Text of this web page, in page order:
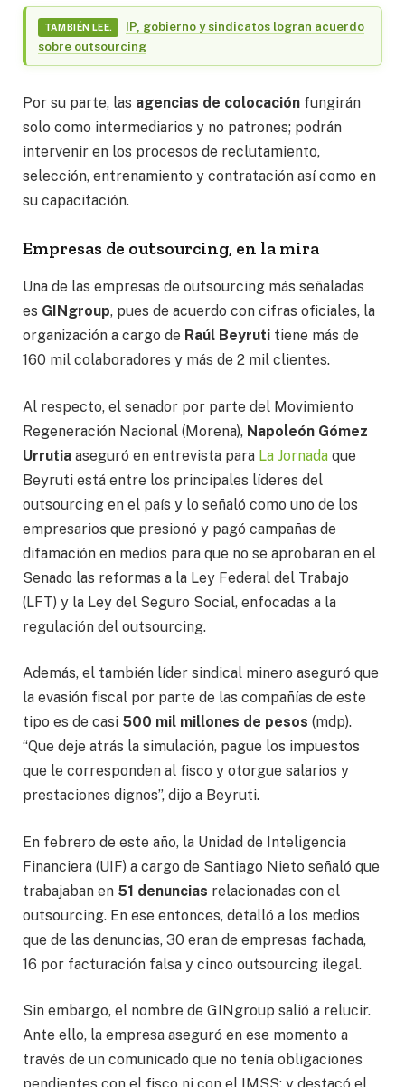
TAMBIÉN LEE.
IP, gobierno y sindicatos logran acuerdo
sobre outsourcing
Por su parte, las agencias de colocación fungirán
solo como intermediarios y no patrones; podrán
intervenir en los procesos de reclutamiento,
selección, entrenamiento y contratación así como en
su capacitación.
Empresas de outsourcing, en la mira
Una de las empresas de outsourcing más señaladas
es GINgroup, pues de acuerdo con cifras oficiales, la
organización a cargo de Raúl Beyruti tiene más de
160 mil colaboradores y más de 2 mil clientes.
Al respecto, el senador por parte del Movimiento
Regeneración Nacional (Morena), Napoleón Gómez
Urrutia aseguró en entrevista para La Jornada que
Beyruti está entre los principales líderes del
outsourcing en el país y lo señaló como uno de los
empresarios que presionó y pagó campañas de
difamación en medios para que no se aprobaran en el
Senado las reformas a la Ley Federal del Trabajo
(LFT) y la Ley del Seguro Social, enfocadas a la
regulación del outsourcing.
Además, el también líder sindical minero aseguró que
la evasión fiscal por parte de las compañías de este
tipo es de casi 500 mil millones de pesos (mdp).
“Que deje atrás la simulación, pague los impuestos
que le corresponden al fisco y otorgue salarios y
prestaciones dignos”, dijo a Beyruti.
En febrero de este año, la Unidad de Inteligencia
Financiera (UIF) a cargo de Santiago Nieto señaló que
trabajaban en 51 denuncias relacionadas con el
outsourcing. En ese entonces, detalló a los medios
que de las denuncias, 30 eran de empresas fachada,
16 por facturación falsa y cinco outsourcing ilegal.
Sin embargo, el nombre de GINgroup salió a relucir.
Ante ello, la empresa aseguró en ese momento a
través de un comunicado que no tenía obligaciones